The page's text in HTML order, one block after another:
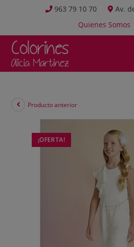
963 79 10 70
Av.
Quienes Somos
¡OFERTA!
Producto anterior